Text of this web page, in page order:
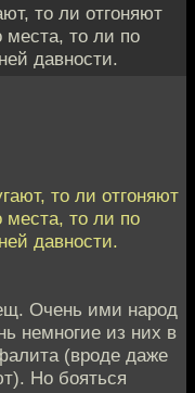
то ли отгоняют
места, то ли по
давности.
то ли отгоняют
места, то ли по
давности.
Очень ими народ
немногие из них в
(вроде даже
Но бояться